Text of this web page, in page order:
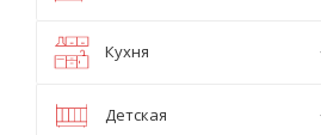
Кухня
Детская